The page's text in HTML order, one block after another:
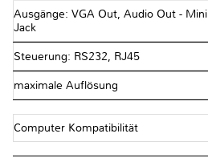
Ausgänge: VGA Out, Audio Out - Mini
Jack
Steuerung: RS232, RJ45
maximale Auflösung
Computer Kompatibilität